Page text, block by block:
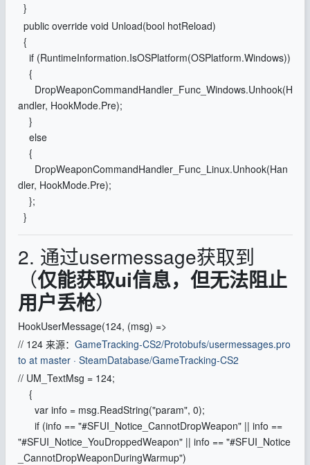
}
public override void Unload(bool hotReload)
{
if (RuntimeInformation.IsOSPlatform(OSPlatform.Windows))
{
DropWeaponCommandHandler_Func_Windows.Unhook(H
andler, HookMode.Pre);
}
else
{
DropWeaponCommandHandler_Func_Linux.Unhook(Han
dler, HookMode.Pre);
};
}
2. 通过usermessage获取到
（仅能获取ui信息，但无法阻止
用户丢枪）
HookUserMessage(124, (msg) =>
// 124 来源： GameTracking-CS2/Protobufs/usermessages.pro
to at master · SteamDatabase/GameTracking-CS2
// UM_TextMsg = 124;
{
var info = msg.ReadString("param", 0);
if (info == "#SFUI_Notice_CannotDropWeapon" || info ==
"#SFUI_Notice_YouDroppedWeapon" || info == "#SFUI_Notice
_CannotDropWeaponDuringWarmup")